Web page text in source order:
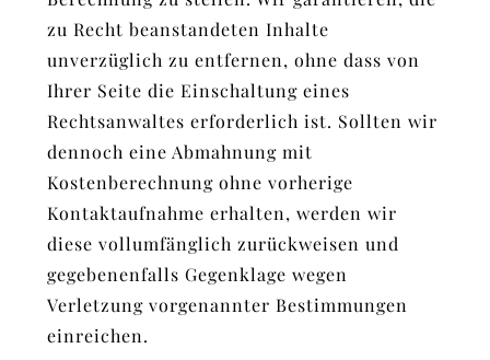
zu Recht beanstandeten Inhalte
unverzüglich zu entfernen, ohne dass von
Ihrer Seite die Einschaltung eines
Rechtsanwaltes erforderlich ist. Sollten wir
dennoch eine Abmahnung mit
Kostenberechnung ohne vorherige
Kontaktaufnahme erhalten, werden wir
diese vollumfänglich zurückweisen und
gegebenenfalls Gegenklage wegen
Verletzung vorgenannter Bestimmungen
einreichen.